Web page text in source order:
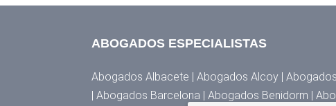
ABOGADOS ESPECIALISTAS
Abogados Albacete | Abogados Alcoy |
| Abogados Barcelona | Abogados Benidorm |